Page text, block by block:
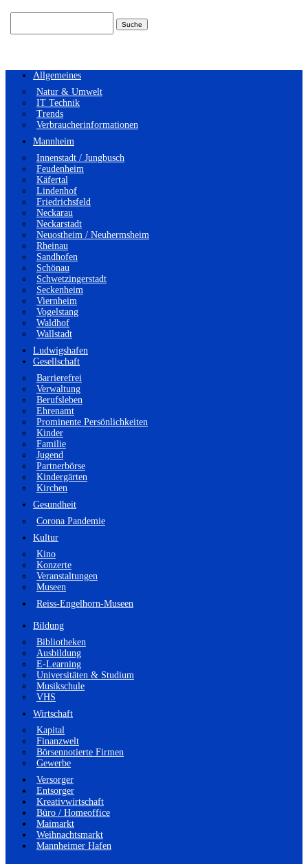
Allgemeines
Natur & Umwelt
IT Technik
Trends
Verbraucherinformationen
Mannheim
Innenstadt / Jungbusch
Feudenheim
Käfertal
Lindenhof
Friedrichsfeld
Neckarau
Neckarstadt
Neuostheim / Neuhermsheim
Rheinau
Sandhofen
Schönau
Schwetzingerstadt
Seckenheim
Viernheim
Vogelstang
Waldhof
Wallstadt
Ludwigshafen
Gesellschaft
Barrierefrei
Verwaltung
Berufsleben
Ehrenamt
Prominente Persönlichkeiten
Kinder
Familie
Jugend
Partnerbörse
Kindergärten
Kirchen
Gesundheit
Corona Pandemie
Kultur
Kino
Konzerte
Veranstaltungen
Museen
Reiss-Engelhorn-Museen
Bildung
Bibliotheken
Ausbildung
E-Learning
Universitäten & Studium
Musikschule
VHS
Wirtschaft
Kapital
Finanzwelt
Börsennotierte Firmen
Gewerbe
Versorger
Entsorger
Kreativwirtschaft
Büro / Homeoffice
Maimarkt
Weihnachtsmarkt
Mannheimer Hafen